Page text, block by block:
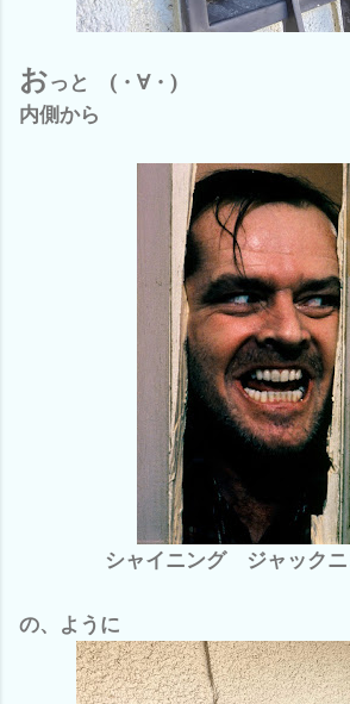
おっと (・∀・)
内側から
シャイニング ジャック
の、ように